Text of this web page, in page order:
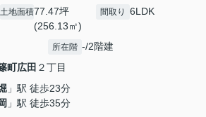
土地面積77.47坪
(256.13㎡)
間取り 6LDK
所在階 -/2階建
町広田 ２丁目
」駅 徒歩23分
」駅 徒歩35分